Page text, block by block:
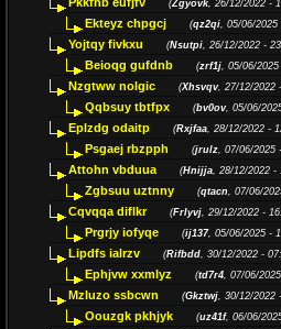
(Zgyovk, 26/12/2022 -
Ekteyz chpgcj (qz2qi, 05/06/2025
Yojtqy fivkxu (Nsutpi, 26/12/2022 -
Beioqg gufdnb (zrf1j, 05/06/2025
Nzgtww nolgic (Xhsvqv, 27/12/2022
Qqbsuy tbtfpx (bv0ov, 05/06/
Eplzdg odaitp (Rxjfaa, 28/12/2022 -
Psgaej rbzpph (jrulz, 07/06/2025
Attohn vbduua (Hnijja, 28/12/2022 -
Zgbsuu uztnny (qtacn, 07/06/
Cqvqqa diflkr (Frlyvj, 29/12/2022 -
Prgrjy iofyqe (ij137, 05/06/2025 -
Lipdfs ialrzv (Rifbdd, 30/12/2022 -
Ephjvw xxmlyz (td7r4, 07/06/
Mzluzo ssbcwn (Gkztwj, 30/12/2022
Oouzgk pkhjyk (uz41f, 06/06/